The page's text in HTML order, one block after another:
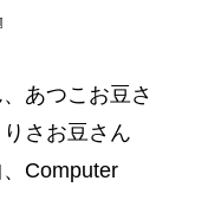
あつこお豆さ
さお豆さん
Computer